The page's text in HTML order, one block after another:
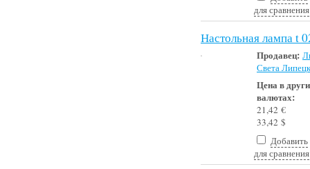
для сравнения
Настольная лампа t
Продавец:
Света Липецк
Цена в
валютах:
21,42 €
33,42 $
Добавить
для сравнения